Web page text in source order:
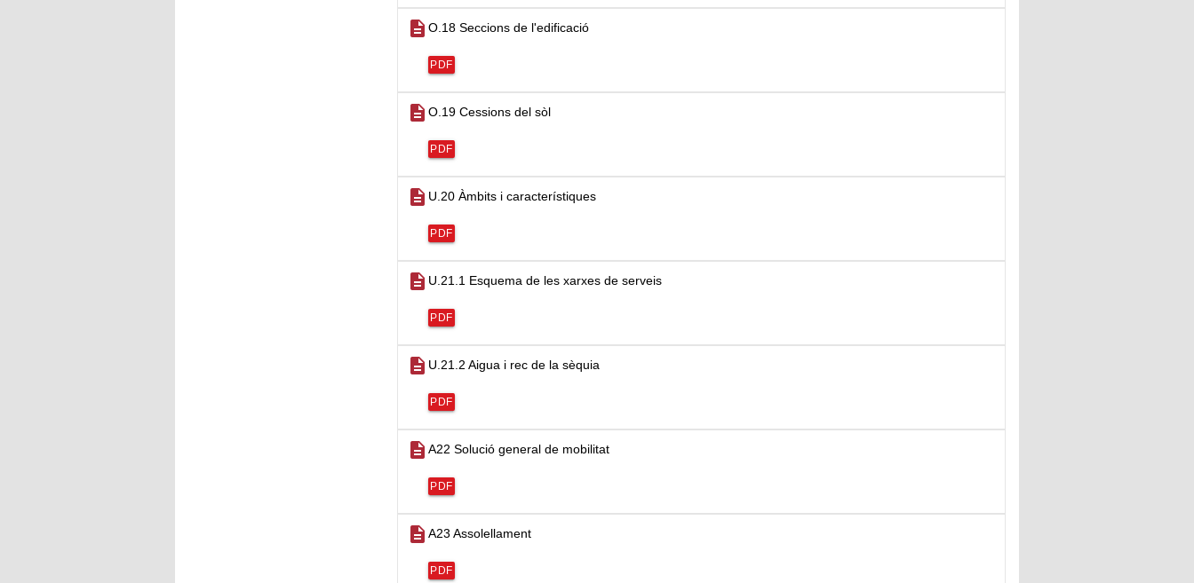
description O.18 Seccions de l'edificació
PDF
description O.19 Cessions del sòl
PDF
description U.20 Àmbits i característiques
PDF
description U.21.1 Esquema de les xarxes de serveis
PDF
description U.21.2 Aigua i rec de la sèquia
PDF
description A22 Solució general de mobilitat
PDF
description A23 Assolellament
PDF